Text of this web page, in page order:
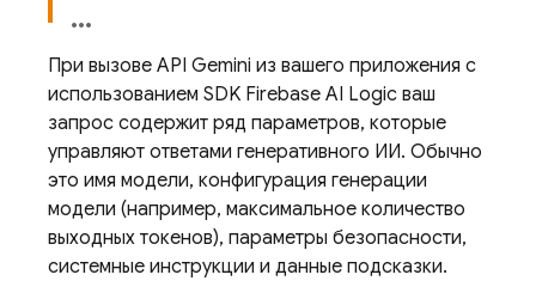
При вызове API Gemini из вашего приложения с
использованием SDK Firebase AI Logic ваш
запрос содержит ряд параметров, которые
управляют ответами генеративного ИИ. Обычно
это имя модели, конфигурация генерации
модели (например, максимальное количество
выходных токенов), параметры безопасности,
системные инструкции и данные подсказки.